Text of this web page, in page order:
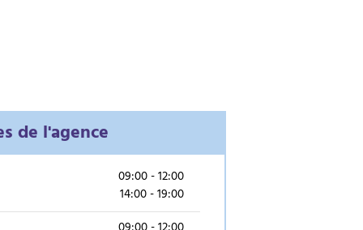
de l'agence
09:00 - 12:00
14:00 - 19:00